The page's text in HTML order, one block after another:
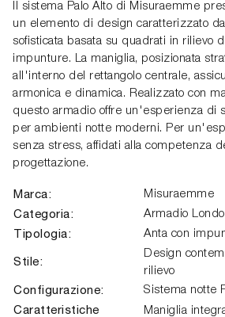
Il sistema Palo Alto di Misuraemme
un elemento di design caratterizzato
sofisticata basata su quadrati in rilievo
impunture. La maniglia, posizionata
all'interno del rettangolo centrale,
armonica e dinamica. Realizzato con
questo armadio offre un'esperienza di
per ambienti notte moderni. Per
senza stress, affidati alla competenza
progettazione.
Marca: Misuraemme
Categoria: Armadio
Tipologia: Anta con
Stile:
Design
rilievo
Configurazione: Sistema notte
Caratteristiche
Maniglia